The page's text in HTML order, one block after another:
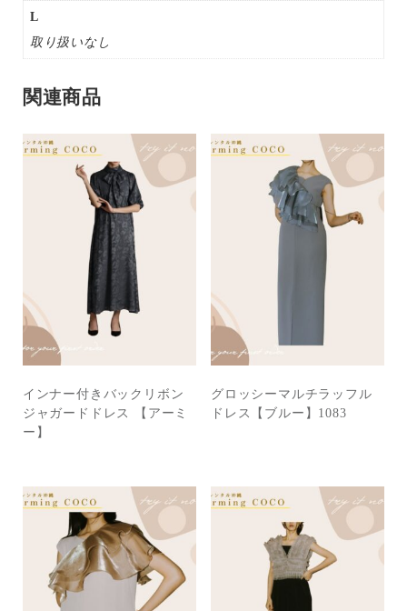
L
取り扱いなし
関連商品
インナー付きバックリボン
ジャガードドレス 【アーミ
ー】
グロッシーマルチラッフル
ドレス【ブルー】1083